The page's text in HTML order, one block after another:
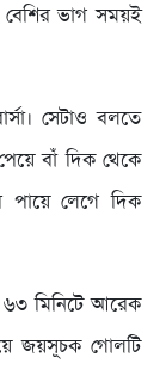
বেশির ভাগ সময়ই
সেটাও বলতে
বাঁ দিক থেকে
পায়ে লেগে দিক
৬৩ মিনিটে আরেক
জয়সূচক গোলটি